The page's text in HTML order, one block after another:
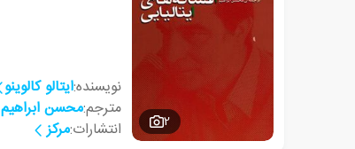
2
نویسنده:ایتالو کالوینو
مترجم:محسن ابراهیم
انتشارات:مرکز